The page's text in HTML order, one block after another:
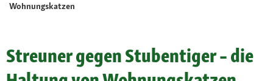
Wohnungskatzen
Streuner gegen Stubentiger – die